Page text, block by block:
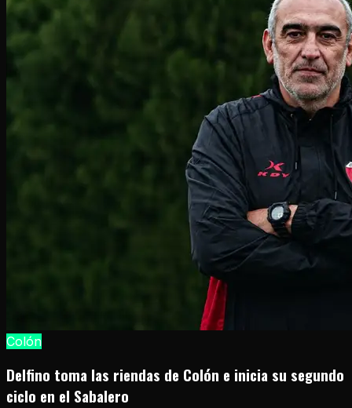
Colón
Delfino toma las riendas de Colón e inicia su segundo
ciclo en el Sabalero